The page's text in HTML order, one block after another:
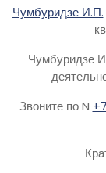
Чумбуридзе И.П.
Чумбуридзе
Звоните по N